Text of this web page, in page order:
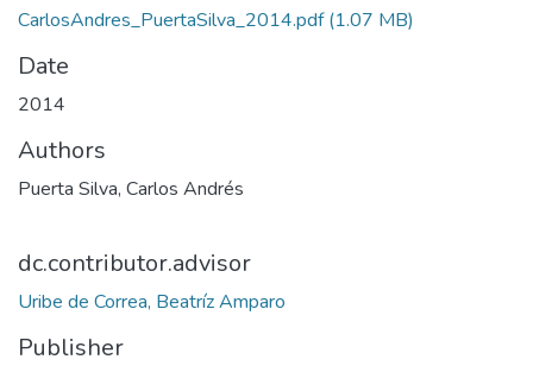
CarlosAndres_PuertaSilva_2014.pdf(1.07 MB)
Date
2014
Authors
Puerta Silva, Carlos Andrés
dc.contributor.advisor
Uribe de Correa, Beatríz Amparo
Publisher